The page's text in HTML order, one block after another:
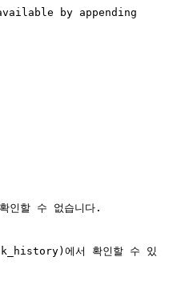
by appending
인할 수 없습니다.
에서 확인할 수 있